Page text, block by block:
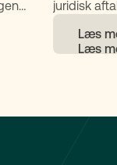
juridisk
ønsker at
den ene
ægtefæller,
ned i,
Læs